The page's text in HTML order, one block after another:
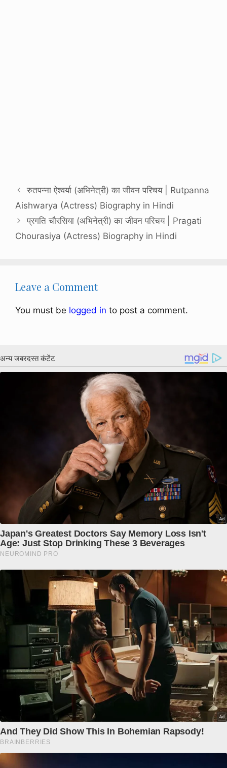
रुतपन्ना ऐश्वर्या (अभिनेत्री) का जीवन परिचय | Rutpanna
Aishwarya (Actress) Biography in Hindi
प्रगति चौरसिया (अभिनेत्री) का जीवन परिचय | Pragati
Chourasiya (Actress) Biography in Hindi
Leave a Comment
You must be logged in to post a comment.